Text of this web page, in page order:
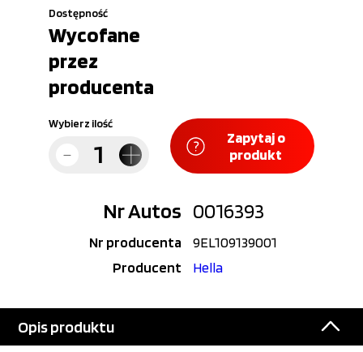
Dostępność
Wycofane
przez
producenta
Wybierz ilość
Zapytaj o
produkt
Nr Autos 0016393
Nr producenta
9EL109139001
Producent
Hella
Opis produktu